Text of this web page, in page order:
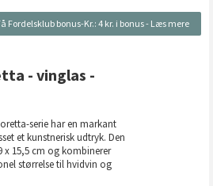
Fordelsklub bonus-Kr.: 4 kr. i bonus- Læs mere
- vinglas -
serie har en markant
et kunstnerisk udtryk. Den
x 15,5 cm og kombinerer
størrelse til hvidvin og